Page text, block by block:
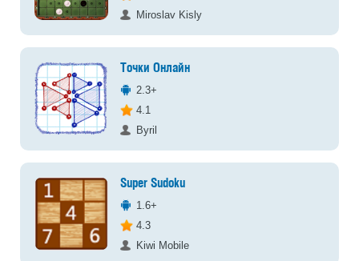
Miroslav Kisly
Точки Онлайн
2.3+
4.1
Byril
Super Sudoku
1.6+
4.3
Kiwi Mobile